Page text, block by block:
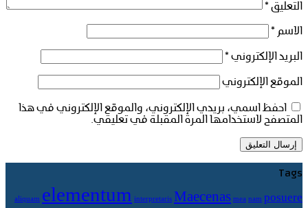
التعليق *
الاسم *
البريد الإلكتروني *
الموقع الإلكتروني
احفظ اسمي، بريدي الإلكتروني، والموقع الإلكتروني في هذا
المتصفح لاستخدامها المرة المقبلة في تعليقي.
Tags
aliquam elementum interpretaris Maecenas mea nam posuere